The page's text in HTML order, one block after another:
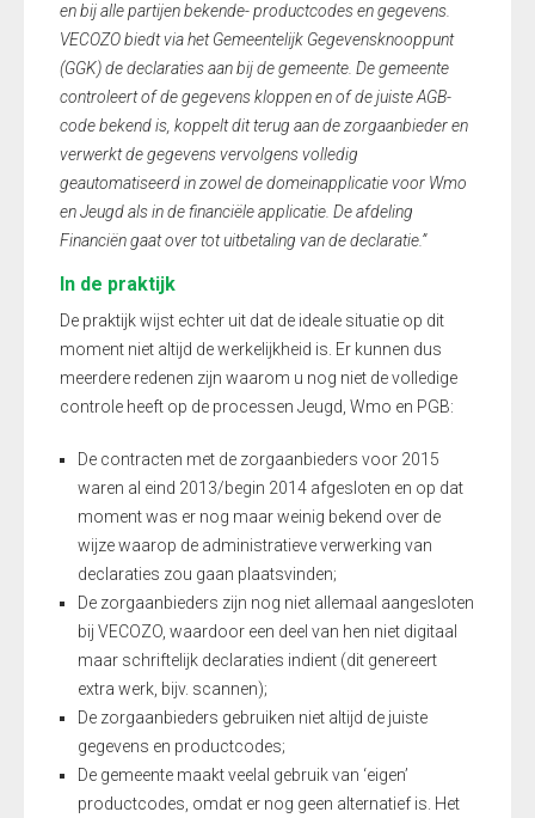
en bij alle partijen bekende- productcodes en gegevens.
VECOZO biedt via het Gemeentelijk Gegevensknooppunt
(GGK) de declaraties aan bij de gemeente. De gemeente
controleert of de gegevens kloppen en of de juiste AGB-
code bekend is, koppelt dit terug aan de zorgaanbieder en
verwerkt de gegevens vervolgens volledig
geautomatiseerd in zowel de domeinapplicatie voor Wmo
en Jeugd als in de financiële applicatie. De afdeling
Financiën gaat over tot uitbetaling van de declaratie.”
In de praktijk
De praktijk wijst echter uit dat de ideale situatie op dit
moment niet altijd de werkelijkheid is. Er kunnen dus
meerdere redenen zijn waarom u nog niet de volledige
controle heeft op de processen Jeugd, Wmo en PGB:
De contracten met de zorgaanbieders voor 2015
waren al eind 2013/begin 2014 afgesloten en op dat
moment was er nog maar weinig bekend over de
wijze waarop de administratieve verwerking van
declaraties zou gaan plaatsvinden;
De zorgaanbieders zijn nog niet allemaal aangesloten
bij VECOZO, waardoor een deel van hen niet digitaal
maar schriftelijk declaraties indient (dit genereert
extra werk, bijv. scannen);
De zorgaanbieders gebruiken niet altijd de juiste
gegevens en productcodes;
De gemeente maakt veelal gebruik van ‘eigen’
productcodes, omdat er nog geen alternatief is. Het